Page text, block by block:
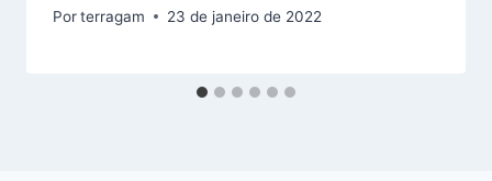
Porterragam 23 de janeiro de 2022